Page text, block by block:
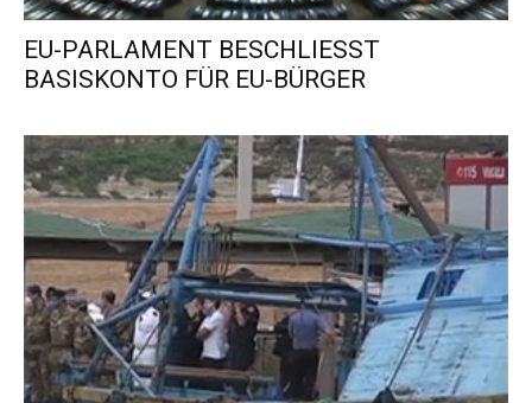
EU-PARLAMENT BESCHLIESST
BASISKONTO FÜR EU-BÜRGER